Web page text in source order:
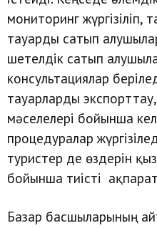
мониторинг жүргізіліп,
тауарды сатып
шетелдік сатып
консультациялар
тауарларды
мәселелері бойынша
процедуралар
туристер де өздерін
бойынша тиісті
Базар басшыларының